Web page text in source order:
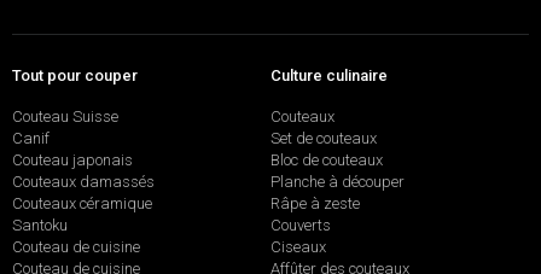
Tout pour couper
Couteau Suisse
Canif
Couteau japonais
Couteaux damassés
Couteaux céramique
Santoku
Couteau de cuisine
Couteau de cuisine
Culture culinaire
Couteaux
Set de couteaux
Bloc de couteaux
Planche à découper
Râpe à zeste
Couverts
Ciseaux
Affûter des couteaux